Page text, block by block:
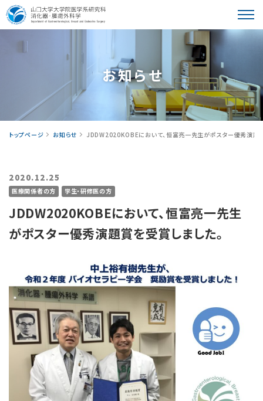
患者さんへ
学⽣・研修医の皆様へ
医療コラム
交通アクセス
お知らせ
トップページ お知らせ JDDW2020KOBEにおいて、恒富亮一先生がポスター優秀演題
2020.12.25
医療関係者の方 学生・研修医の方
JDDW2020KOBEにおいて、恒富亮一先生
がポスター優秀演題賞を受賞しました。